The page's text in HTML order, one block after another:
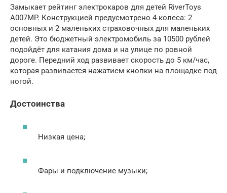
Замыкает рейтинг электрокаров для детей RiverToys
A007MP. Конструкцией предусмотрено 4 колеса: 2
основных и 2 маленьких страховочных для маленьких
детей. Это бюджетный электромобиль за 10500 рублей
подойдёт для катания дома и на улице по ровной
дороге. Передний ход развивает скорость до 5 км/час,
которая развивается нажатием кнопки на площадке под
ногой.
Достоинства
Низкая цена;
Фары и подключение музыки;